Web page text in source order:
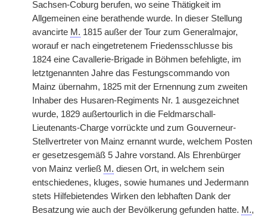
Sachsen-Coburg berufen, wo seine Thätigkeit im
Allgemeinen eine berathende wurde. In dieser Stellung
avancirte M. 1815 außer der Tour zum Generalmajor,
worauf er nach eingetretenem Friedensschlusse bis
1824 eine Cavallerie-Brigade in Böhmen befehligte, im
letztgenannten Jahre das Festungscommando von
Mainz übernahm, 1825 mit der Ernennung zum zweiten
Inhaber des Husaren-Regiments Nr. 1 ausgezeichnet
wurde, 1829 außertourlich in die Feldmarschall-
Lieutenants-Charge vorrückte und zum Gouverneur-
Stellvertreter von Mainz ernannt wurde, welchem Posten
er gesetzesgemäß 5 Jahre vorstand. Als Ehrenbürger
von Mainz verließ M. diesen Ort, in welchem sein
entschiedenes, kluges, sowie humanes und Jedermann
stets Hilfebietendes Wirken den lebhaften Dank der
Besatzung wie auch der Bevölkerung gefunden hatte. M.,